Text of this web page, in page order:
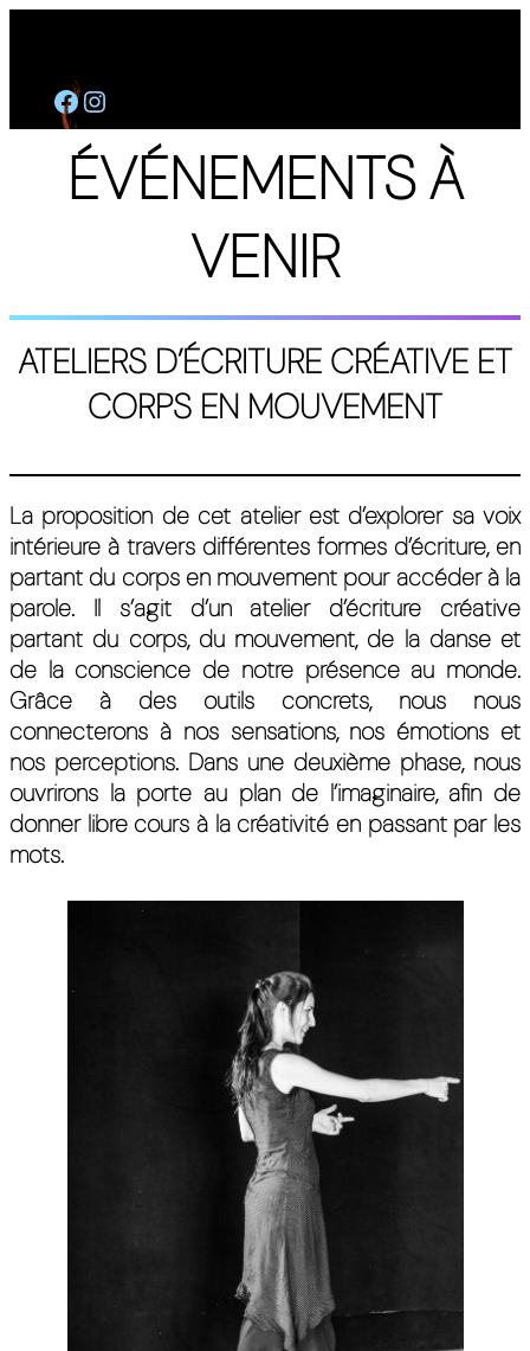
contenu
Facebook https://www.instagram.com/albalucera/
ÉVÉNEMENTS À
VENIR
ATELIERS D’ÉCRITURE CRÉATIVE ET
CORPS EN MOUVEMENT
La proposition de cet atelier est d’explorer sa voix
intérieure à travers différentes formes d’écriture, en
partant du corps en mouvement pour accéder à la
parole. Il s’agit d’un atelier d’écriture créative
partant du corps, du mouvement, de la danse et
de la conscience de notre présence au monde.
Grâce à des outils concrets, nous nous
connecterons à nos sensations, nos émotions et
nos perceptions. Dans une deuxième phase, nous
ouvrirons la porte au plan de l’imaginaire, afin de
donner libre cours à la créativité en passant par les
mots.